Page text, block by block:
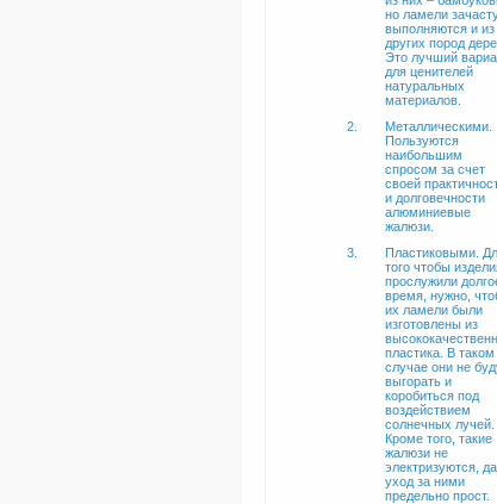
но ламели
выполняются и из
других пород
Это лучший
для ценителей
натуральных
материалов.
Металлическими.
Пользуются
наибольшим
спросом за счет
своей
и долговечности
алюминиевые
жалюзи.
Пластиковыми.
того чтобы
прослужили
время, нужно,
их ламели были
изготовлены из
пластика. В таком
случае они не
выгорать и
коробиться под
воздействием
солнечных лучей.
Кроме того, такие
жалюзи не
электризуются,
уход за ними
предельно прост.